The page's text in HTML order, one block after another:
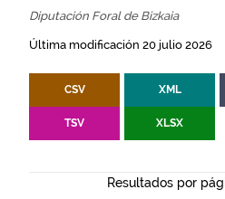
Diputación Foral de Bizkaia
Última modificación 20 julio 2026
CSV XML
TSV XLSX
Resultados por